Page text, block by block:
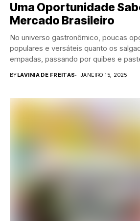
Uma Oportunidade
Mercado Brasileiro
No universo gastronômico, poucas
populares e versáteis quanto os
empadas, passando por quibes e
BYLAVINIA DE FREITAS JANEIRO 15, 2025